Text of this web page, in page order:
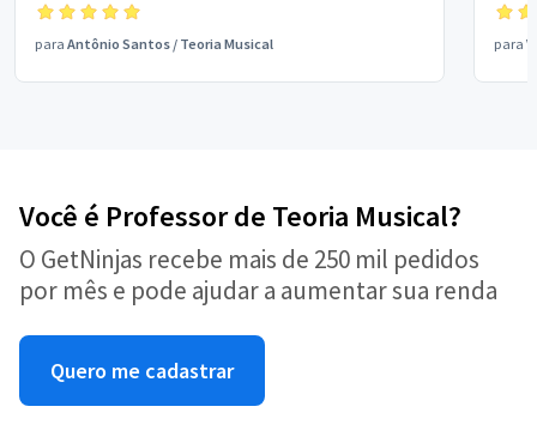
para Antônio Santos / Teoria Musical para
Você é Professor de Teoria Musical?
O GetNinjas recebe mais de 250 mil pedidos
por mês e pode ajudar a aumentar sua renda
Quero me cadastrar